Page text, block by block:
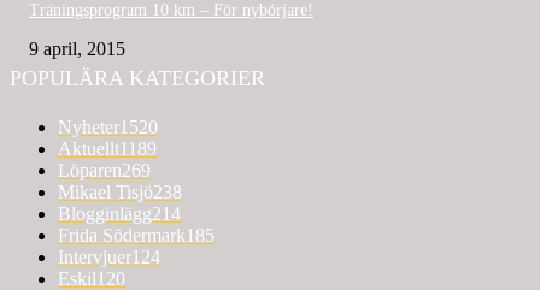
Träningsprogram 10 km – För nybörjare!
9 april, 2015
POPULÄRA KATEGORIER
Nyheter1520
Aktuellt1189
Löparen269
Mikael Tisjö238
Blogginlägg214
Frida Södermark185
Intervjuer124
Eskil120